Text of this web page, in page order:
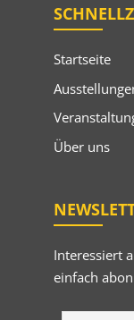
Startseite
Über uns
Interessiert
einfach